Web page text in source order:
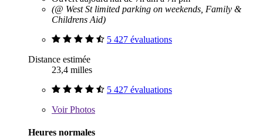
(@ West St limited parking on weekends, Family &
Childrens Aid)
5 427 évaluations
Distance estimée
23,4 milles
5 427 évaluations
VoirPhotos
Heures normales